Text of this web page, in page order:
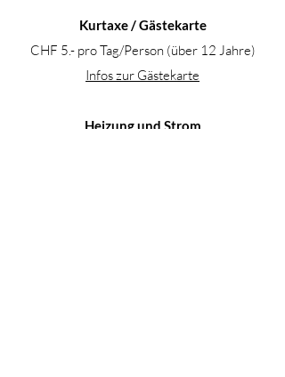
Kurtaxe / Gästekarte
CHF 5.- pro Tag/Person (über 12 Jahre)
Infos zur Gästekarte
Heizung und Strom